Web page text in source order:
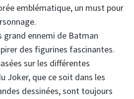
emblématique, un must pour
grand ennemi de Batman
des figurines fascinantes.
sur les différentes
Joker, que ce soit dans les
dessinées, sont toujours